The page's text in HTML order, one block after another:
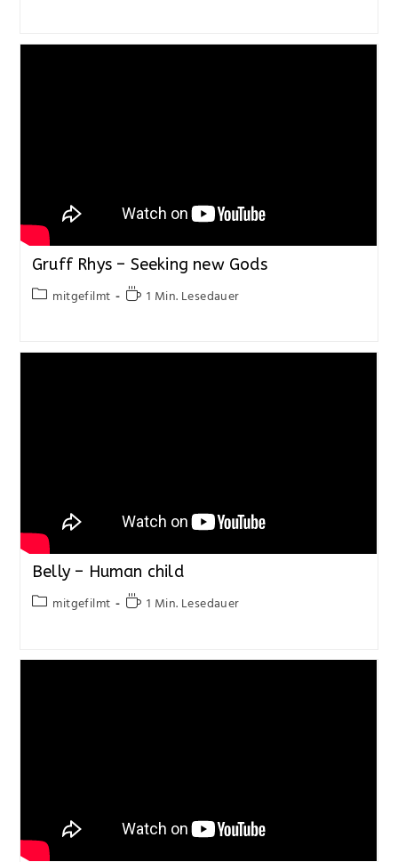
Gruff Rhys – Seeking new Gods
mitgefilmt 1 Min. Lesedauer
Belly – Human child
mitgefilmt 1 Min. Lesedauer